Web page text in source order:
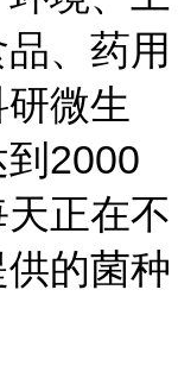
、药用
微生
2000
正在不
的菌种